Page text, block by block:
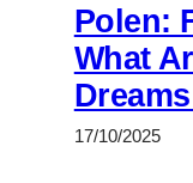
Polen:
What
17/10/2025